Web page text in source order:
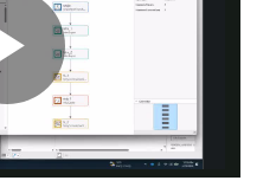
Play